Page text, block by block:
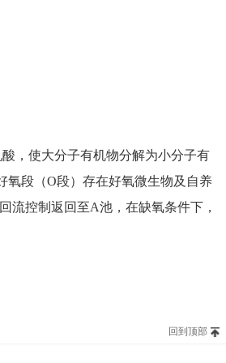
，使大分子有机物分解为小分子有
氧段（O段）存在好氧微生物及自养
回流控制返回至A池，在缺氧条件下，
回到顶部